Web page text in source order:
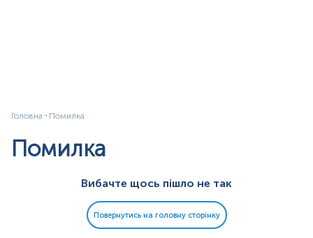
Головна Помилка
Помилка
Вибачте щось пішло не так
Повернутись на головну сторінку